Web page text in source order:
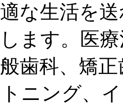
な生活を
ます。医
歯科、矯
ニング、